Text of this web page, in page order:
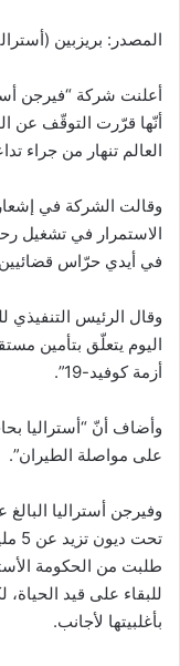
المصدر: بريزبين
أعلنت شركة “فيرجن
أنّها قرّرت التوقّف عن
العالم تنهار من جراء
وقالت الشركة في إشعار
الاستمرار في تشغيل
في أيدي حرّاس
وقال الرئيس التنفيذي
اليوم يتعلّق بتأمين
أزمة كوفيد-19”.
وأضاف أنّ “أستراليا
على مواصلة الطيران”.
للبقاء على قيد
بأغلبيتها لأجانب.